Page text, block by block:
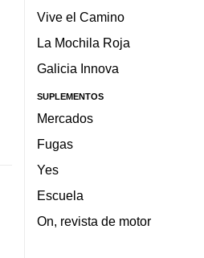
Vive el Camino
La Mochila Roja
Galicia Innova
SUPLEMENTOS
Mercados
Fugas
Yes
Escuela
On, revista de motor